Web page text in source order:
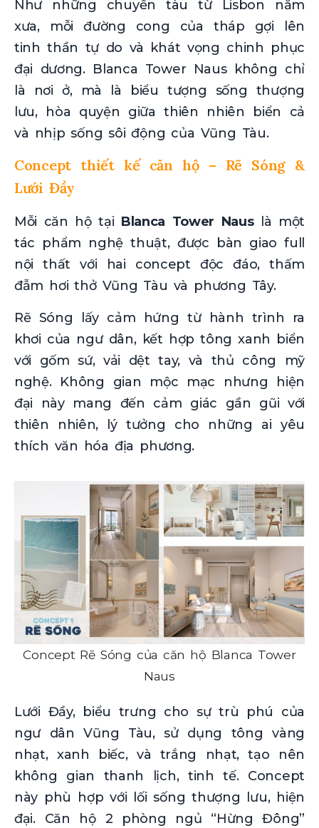
Như những chuyến tàu từ Lisbon năm
xưa, mỗi đường cong của tháp gợi lên
tinh thần tự do và khát vọng chinh phục
đại dương. Blanca Tower Naus không chỉ
là nơi ở, mà là biểu tượng sống thượng
lưu, hòa quyện giữa thiên nhiên biển cả
và nhịp sống sôi động của Vũng Tàu.
Concept thiết kế căn hộ – Rẽ Sóng &
Lưới Đầy
Mỗi căn hộ tại Blanca Tower Nauslà một
tác phẩm nghệ thuật, được bàn giao full
nội thất với hai concept độc đáo, thấm
đẫm hơi thở Vũng Tàu và phương Tây.
Rẽ Sóng lấy cảm hứng từ hành trình ra
khơi của ngư dân, kết hợp tông xanh biển
với gốm sứ, vải dệt tay, và thủ công mỹ
nghệ. Không gian mộc mạc nhưng hiện
đại này mang đến cảm giác gần gũi với
thiên nhiên, lý tưởng cho những ai yêu
thích văn hóa địa phương.
Concept Rẽ Sóng của căn hộ Blanca Tower
Naus
Lưới Đầy, biểu trưng cho sự trù phú của
ngư dân Vũng Tàu, sử dụng tông vàng
nhạt, xanh biếc, và trắng nhạt, tạo nên
không gian thanh lịch, tinh tế. Concept
này phù hợp với lối sống thượng lưu, hiện
đại. Căn hộ 2 phòng ngủ “Hừng Đông”